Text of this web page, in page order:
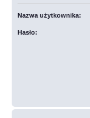
Nazwa użytkownika:
Hasło: